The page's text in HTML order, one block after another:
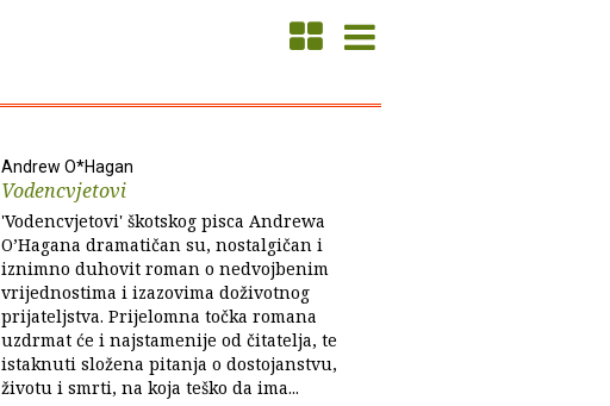
Andrew O*Hagan
Vodencvjetovi
'Vodencvjetovi' škotskog pisca Andrewa
O’Hagana dramatičan su, nostalgičan i
iznimno duhovit roman o nedvojbenim
vrijednostima i izazovima doživotnog
prijateljstva. Prijelomna točka romana
uzdrmat će i najstamenije od čitatelja, te
istaknuti složena pitanja o dostojanstvu,
životu i smrti, na koja teško da ima...